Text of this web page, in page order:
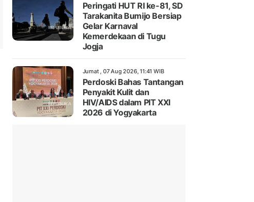
Peringati HUT RI ke-81, SD
Tarakanita Bumijo Bersiap
Gelar Karnaval
Kemerdekaan di Tugu
Jogja
Jumat , 07 Aug 2026, 11:41 WIB
Perdoski Bahas Tantangan
Penyakit Kulit dan
HIV/AIDS dalam PIT XXI
2026 di Yogyakarta